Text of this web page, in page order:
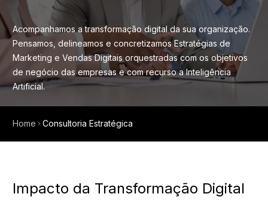
Acompanhamos a transformação digital da sua organização.
Pensamos, delineamos e concretizamos Estratégias de
Marketing e Vendas Digitais orquestradas com os objetivos
de negócio das empresas e com recurso a Inteligência
Artificial.
Home Consultoria Estratégica
Impacto da Transformação Digital